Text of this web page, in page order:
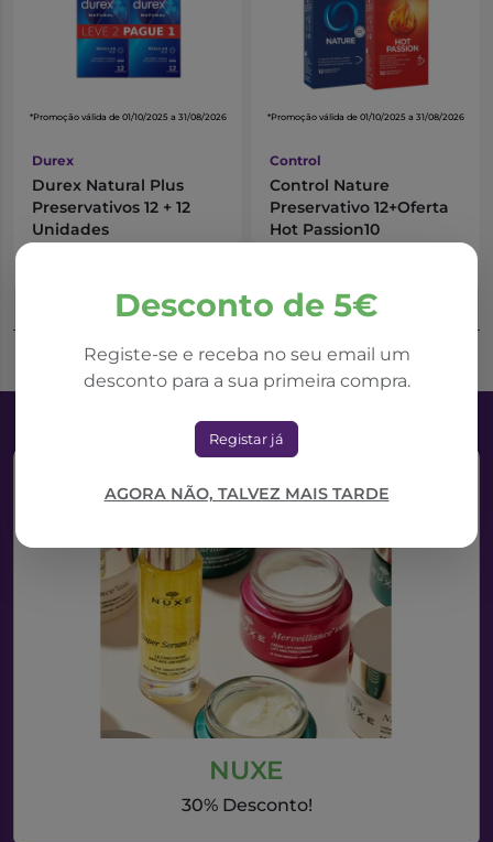
Desconto de 5€
Registe-se e receba no seu email um
desconto para a sua primeira compra.
Registar já
AGORA NÃO, TALVEZ MAIS TARDE
*Promoção válida de 01/10/2025 a 31/08/2026
Durex
Durex Natural Plus
Preservativos 12 + 12
Unidades
Adicionar ao Carrinho
*Promoção válida de 01/10/2025 a 31/08/2026
Control
Control Nature
Preservativo 12+Oferta
Hot Passion10
Adicionar ao Carrinho
NUXE
30% Desconto!